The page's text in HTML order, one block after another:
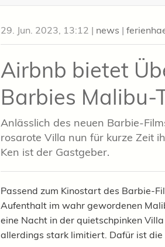
29. Jun. 2023, 13:12 | news |
Airbnb bietet
Barbies Malibu-
Anlässlich des neuen Barbie-
rosarote Villa nun für kurze Zeit
Ken ist der Gastgeber.
Passend zum Kinostart des Barbie-
Aufenthalt im wahr gewordenen
eine Nacht in der quietschpinken
allerdings stark limitiert. Dafür ist die